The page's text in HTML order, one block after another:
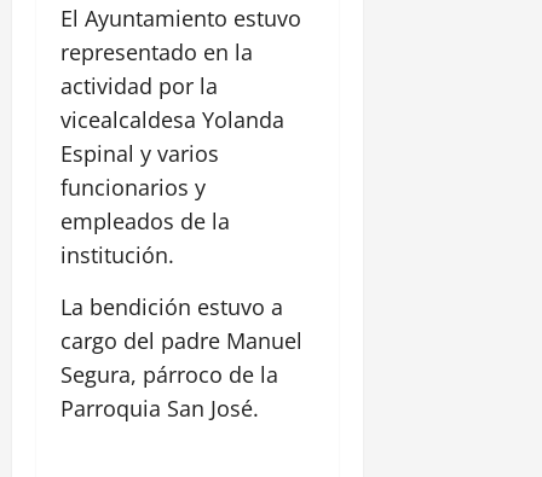
El Ayuntamiento estuvo
representado en la
actividad por la
vicealcaldesa Yolanda
Espinal y varios
funcionarios y
empleados de la
institución.
La bendición estuvo a
cargo del padre Manuel
Segura, párroco de la
Parroquia San José.